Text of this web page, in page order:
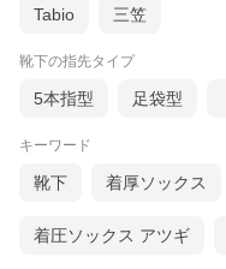
Tabio 三笠
靴下の指先タイプ
5本指型 足袋型
キーワード
靴下 着厚ソックス
着圧ソックス アツギ